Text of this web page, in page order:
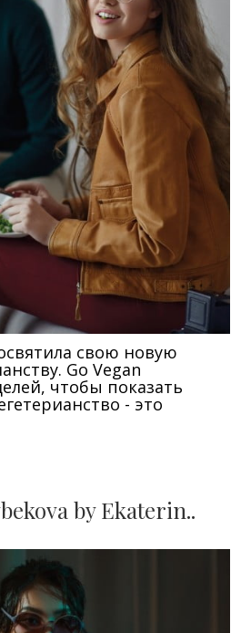
свою новую
Go Vegan
чтобы показать
- это
by Ekaterin..